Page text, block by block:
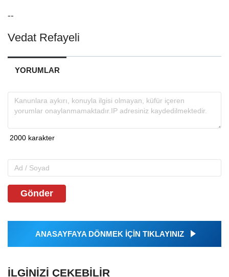
--
Vedat Refayeli
YORUMLAR
Gönder
ANASAYFAYA DÖNMEK İÇİN TIKLAYINIZ
İLGINIZI ÇEKEBILIR